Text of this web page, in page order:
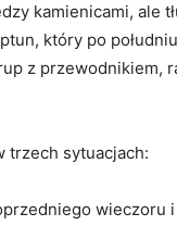
kamienicami, ale
który po
z przewodnikiem,
trzech sytuacjach:
wieczoru